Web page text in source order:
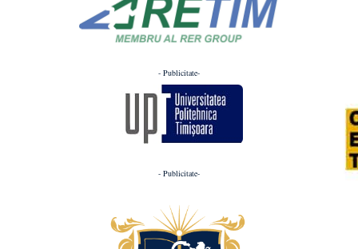
- Publicitate-
- Publicitate-